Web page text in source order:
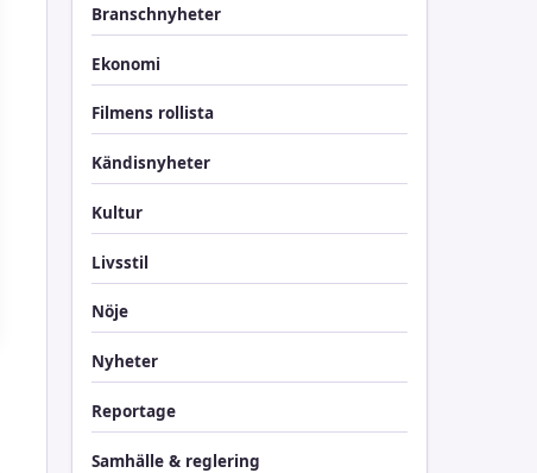
Branschnyheter
Ekonomi
Filmens rollista
Kändisnyheter
Kultur
Livsstil
Nöje
Nyheter
Reportage
Samhälle & reglering